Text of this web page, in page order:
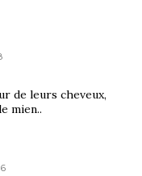
de leurs cheveux,
mien..